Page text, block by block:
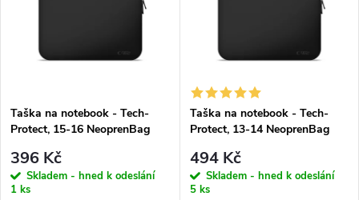
Taška na notebook - Tech-
Protect, 15-16 NeoprenBag
396 Kč
Skladem - hned k odeslání
1 ks
Taška na notebook - Tech-
Protect, 13-14 NeoprenBag
494 Kč
Skladem - hned k odeslání
5 ks